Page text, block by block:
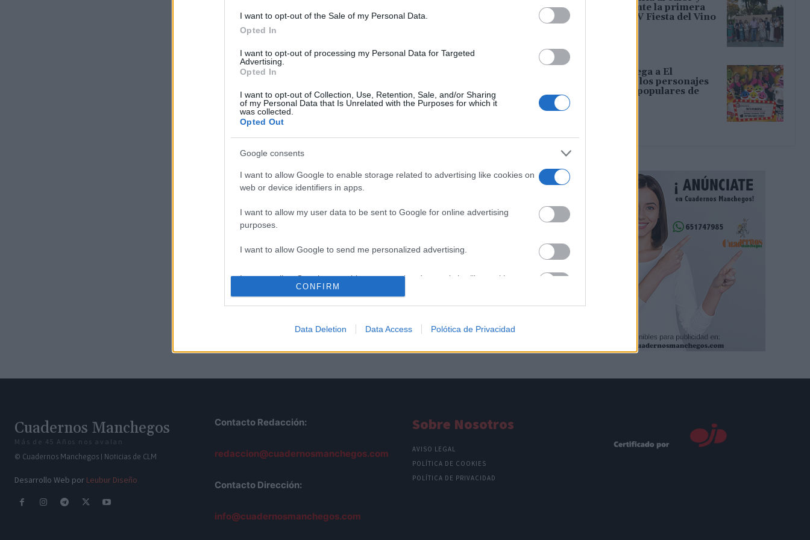
I want to opt-out of the Sale of my Personal Data.
Opted In
I want to opt-out of processing my Personal Data for Targeted
Advertising.
Opted In
I want to opt-out of Collection, Use, Retention, Sale, and/or Sharing
of my Personal Data that Is Unrelated with the Purposes for which it
was collected.
Opted Out
Google consents
I want to allow Google to enable storage related to advertising like cookies on
web or device identifiers in apps.
I want to allow my user data to be sent to Google for online advertising
purposes.
I want to allow Google to send me personalized advertising.
I want to allow Google to enable storage related to analytics like cookies on
web or device identifiers in apps.
I want to allow Google to enable storage related to personalization.
I want to allow Google to enable storage related to security, including
CONFIRM
Data Deletion Data Access Polótica de Privacidad
llena de ambiente la primera
noche de su XIV Fiesta del Vino
‘Chiqui-Clan’ llega a El
Provencio con los personajes
infantiles más populares de
YouTube
Cuadernos Manchegos
Más de 45 Años nos avalan
© Cuadernos Manchegos | Noticias de CLM
Desarrollo Web por Leubur Diseño
Contacto Redacción:
redaccion@cuadernosmanchegos.com
Contacto Dirección:
info@cuadernosmanchegos.com
Sobre Nosotros
AVISO LEGAL
POLÍTICA DE COOKIES
POLÍTICA DE PRIVACIDAD